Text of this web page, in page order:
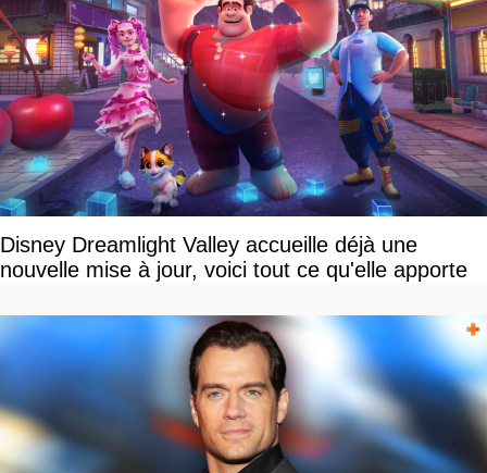
Disney Dreamlight Valley accueille déjà une
nouvelle mise à jour, voici tout ce qu'elle apporte